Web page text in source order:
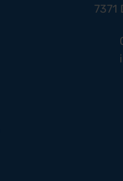
7371